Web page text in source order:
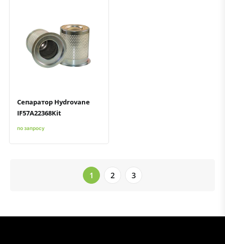
Быстрый просмотрДобавить к сравнению
Добавить в избранное
Сепаратор Hydrovane
IF57A22368Kit
по запросу
1 2 3